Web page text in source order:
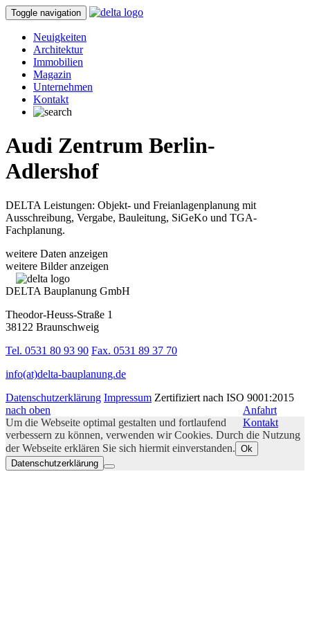
Toggle navigation
Neuigkeiten
Architektur
Immobilien
Magazin
Unternehmen
Kontakt
Audi Zentrum Berlin-
Adlershof
DELTA Leistungen: Objekt- und Freianlagenplanung mit
Ausschreibung, Vergabe, Bauleitung, SiGeKo und TGA-
Fachplanung.
weitere Daten anzeigen
weitere Bilder anzeigen
DELTA Bauplanung GmbH
Theodor-Heuss-Straße 1
38122 Braunschweig
Tel. 0531 80 93 90 Fax. 0531 89 37 70
info(at)delta-bauplanung.de
Datenschutzerklärung Impressum Zertifiziert nach ISO 9001:2015
Anfahrt
Kontakt
nach oben
Um die Webseite optimal gestalten und fortlaufend
verbessern zu können, verwenden wir Cookies. Durch die Nutzung
der Webseite erklären Sie sich hiermit einverstanden. Ok
Datenschutzerklärung